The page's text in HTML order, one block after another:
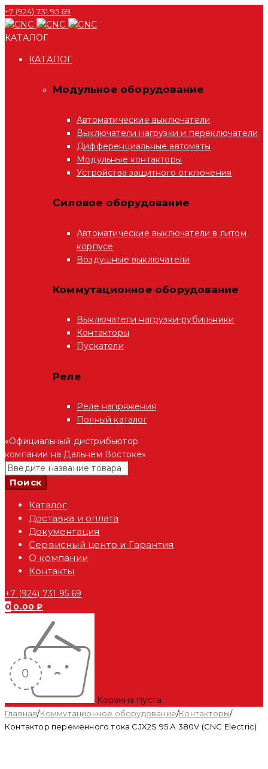
+7 (924) 731 95 69
КАТАЛОГ
КАТАЛОГ
Модульное оборудование
Автоматические выключатели
Выключатели нагрузки и переключатели
Дифференциальные автоматы
Модульные контакторы
Устройства защитного отключения
Силовое оборудование
Автоматические выключатели в литом
корпусе
Воздушные выключатели
Коммутационное оборудование
Выключатели нагрузки-рубильники
Контакторы
Пускатели
Реле
Реле напряжения
Полный каталог
«Официальный дистрибьютор
компании на Дальнем Востоке»
Каталог
Доставка и оплата
Документация
Сервисный центр и Гарантия
О компании
Контакты
+7 (924) 731 95 69
0 0.00₽
Корзина пуста
Главная/Коммутационное оборудование/Контакторы/
Контактор переменного тока CJX2S 95 А 380V (CNC Electric)